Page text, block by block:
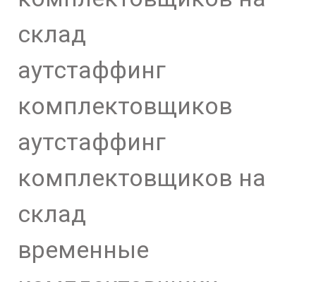
склад
аутстаффинг
комплектовщиков
аутстаффинг
комплектовщиков на
склад
временные